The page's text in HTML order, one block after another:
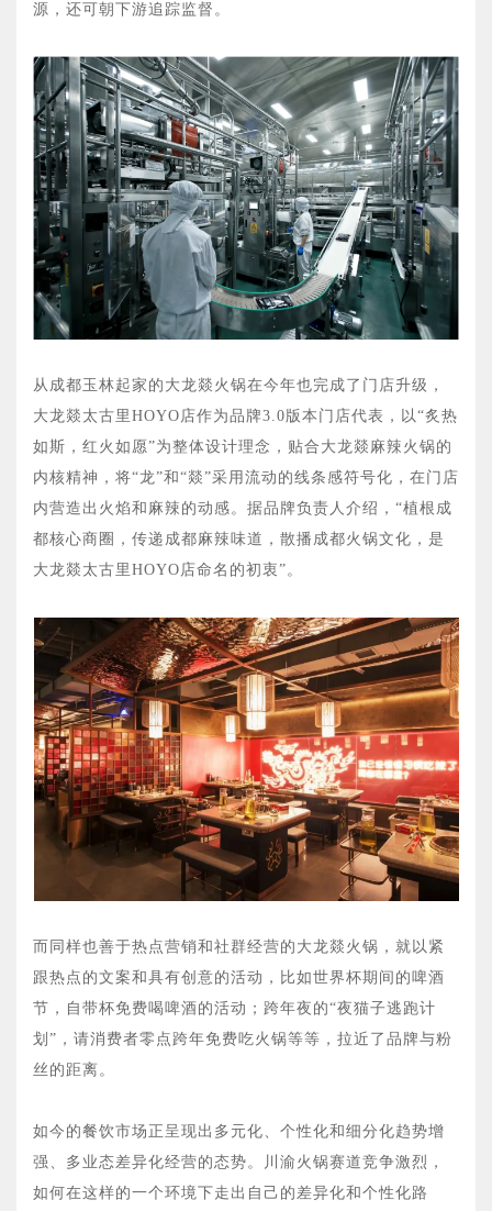
源，还可朝下游追踪监督。
从成都玉林起家的大龙燚火锅在今年也完成了门店升级，
大龙燚太古里HOYO店作为品牌3.0版本门店代表，以“炙热
如斯，红火如愿”为整体设计理念，贴合大龙燚麻辣火锅的
内核精神，将“龙”和“燚”采用流动的线条感符号化，在门店
内营造出火焰和麻辣的动感。据品牌负责人介绍，“植根成
都核心商圈，传递成都麻辣味道，散播成都火锅文化，是
大龙燚太古里HOYO店命名的初衷”。
而同样也善于热点营销和社群经营的大龙燚火锅，就以紧
跟热点的文案和具有创意的活动，比如世界杯期间的啤酒
节，自带杯免费喝啤酒的活动；跨年夜的“夜猫子逃跑计
划”，请消费者零点跨年免费吃火锅等等，拉近了品牌与粉
丝的距离。
如今的餐饮市场正呈现出多元化、个性化和细分化趋势增
强、多业态差异化经营的态势。川渝火锅赛道竞争激烈，
如何在这样的一个环境下走出自己的差异化和个性化路